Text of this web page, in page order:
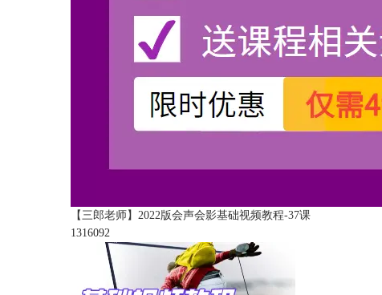
【三郎老师】2022版会声会影基础视频教程-37课
1316092